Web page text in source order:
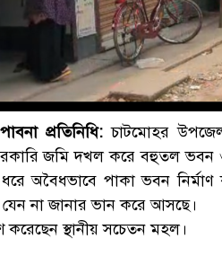
প্রতিনিধি:চাটমোহর
জমি দখল করে বহুতল ভবন ও
অবৈধভাবে পাকা ভবন
না জানার ভান করে আসছে।
স্থানীয় সচেতন মহল।